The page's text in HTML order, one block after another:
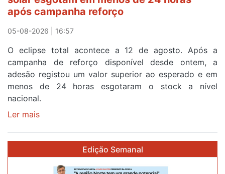
meta
em
Sintra
primeira
etapa
da
87ª
Volta
após campanha reforço
05-08-2026 | 16:57
O eclipse total acontece a 12 de agosto. Após a
campanha de reforço disponível desde ontem, a
adesão registou um valor superior ao esperado e em
menos de 24 horas esgotaram o stock a nível
nacional.
Ler mais
Edição Semanal